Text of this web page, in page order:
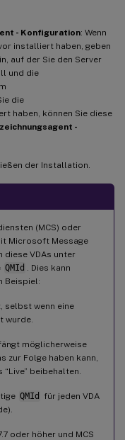
- Konfiguration: Wenn
installiert haben, geben
auf der Sie den Server
und die
die
haben, können Sie diese
-
der Installation.
(MCS) oder
Microsoft Message
diese VDAs unter
QMId
. Dies kann
Beispiel:
selbst wenn eine
wurde.
möglicherweise
zur Folge haben kann,
beibehalten.
QMId für jeden VDA
oder höher und MCS